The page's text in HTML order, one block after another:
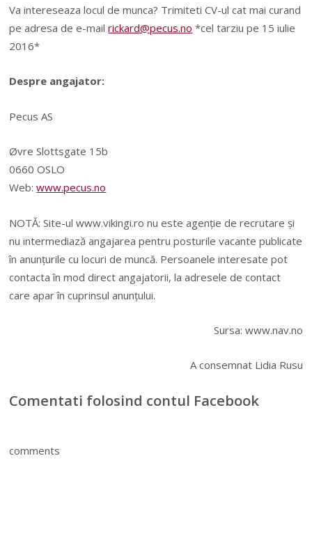
Va intereseaza locul de munca? Trimiteti CV-ul cat mai curand
pe adresa de e-mailrickard@pecus.no *cel tarziu pe 15 iulie
2016*
Despre angajator:
Pecus AS
Øvre Slottsgate 15b
0660 OSLO
Web:www.pecus.no
NOTĂ: Site-ul www.vikingi.ro nu este agenție de recrutare și
nu intermediază angajarea pentru posturile vacante publicate
în anunțurile cu locuri de muncă. Persoanele interesate pot
contacta în mod direct angajatorii, la adresele de contact
care apar în cuprinsul anunțului.
Sursa: www.nav.no
A consemnat Lidia Rusu
Comentati folosind contul Facebook
comments